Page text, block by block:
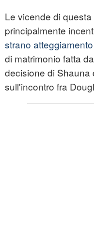
Le vicende di
principalmente
strano
di matrimonio fatta da
decisione di Shauna
sull'incontro fra